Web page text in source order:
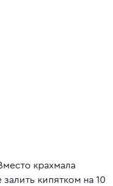
крахмала
кипятком на 10